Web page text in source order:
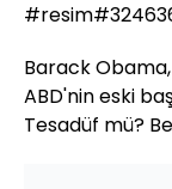
Barack
ABD'nin eski
Tesadüf mü?